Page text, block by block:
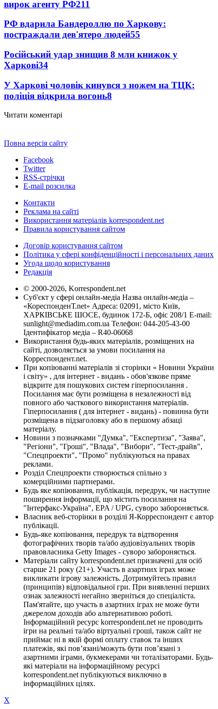
вирок агенту РФ211
РФ вдарила Бандероллю по Харкову:
постраждали дев'ятеро людей55
Російський удар знищив 8 млн книжок у
Харкові34
У Харкові чоловік кинувся з ножем на ТЦК:
поліція відкрила вогонь8
Читати коментарі
Повна версія сайту
Facebook
Twitter
RSS-стрічки
E-mail розсилка
Контакти
Реклама на сайті
Використання матеріалів korrespondent.net
Правила користування сайтом
Договір користування сайтом
Політика у сфері конфіденційності і персональних даних
Угода щодо користування
Редакція
© 2000-2026, Korrespondent.net
Суб'єкт у сфері онлайн-медіа Назва онлайн-медіа –
«КореспонденТ.net» Адреса: 02091, місто Київ,
ХАРКІВСЬКЕ ШОСЕ, будинок 172-Б, офіс 208/1 E-mail:
sunlight@mediadim.com.ua Телефон: 044-205-43-00
Ідентифікатор медіа – R40-06068
Використання будь-яких матеріалів, розміщених на
сайті, дозволяється за умови посилання на
Корреспондент.net.
При копіюванні матеріалів зі сторінки « Новини України
і світу» , для інтернет - видань - обов'язкове пряме
відкрите для пошукових систем гіперпосилання .
Посилання має бути розміщена в незалежності від
повного або часткового використання матеріалів.
Гіперпосилання ( для інтернет - видань) - повинна бути
розміщена в підзаголовку або в першому абзаці
матеріалу.
Новини з позначками "Думка", "Експертиза", "Заява",
"Регіони", "Гроші", "Влада", "Вибори", "Тест-драйв",
"Спецпроекти", "Промо" публікуються на правах
реклами.
Розділ Спецпроекти створюється спільно з
комерційними партнерами.
Будь яке копіювання, публікація, передрук, чи наступне
поширення інформації, що містить посилання на
"Інтерфакс-Україна", EPA / UPG, суворо забороняється.
Власник веб-сторінки в розділі Я-Корреспондент є автор
публікації.
Будь-яке копіювання, передрук та відтворення
фотографічних творів та/або аудіовізуальних творів
правовласника Getty Images - суворо забороняється.
Матеріали сайту korrespondent.net призначені для осіб
старше 21 року (21+). Участь в азартних іграх може
викликати ігрову залежність. Дотримуйтесь правил
(принципів) відповідальної гри. При виявленні перших
ознак залежності негайно зверніться до спеціаліста.
Пам'ятайте, що участь в азартних іграх не може бути
джерелом доходів або альтернативою роботі.
Інформаційний ресурс korrespondent.net не проводить
ігри на реальні та/або віртуальні гроші, також сайт не
приймає ні в якій формі оплату ставок та інших
платежів, які пов’язані/можуть бути пов’язані з
азартними іграми, букмекерами чи тоталізаторами. Будь-
які матеріали на інформаційному ресурсі
korrespondent.net публікуються виключно в
інформаційних цілях.
X